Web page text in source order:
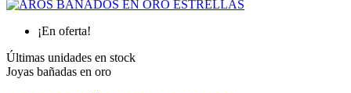
¡En oferta!
Últimas unidades en stock
Joyas bañadas en oro